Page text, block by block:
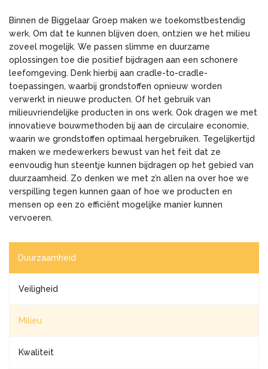
Binnen de Biggelaar Groep maken we toekomstbestendig
werk. Om dat te kunnen blijven doen, ontzien we het milieu
zoveel mogelijk. We passen slimme en duurzame
oplossingen toe die positief bijdragen aan een schonere
leefomgeving. Denk hierbij aan cradle-to-cradle-
toepassingen, waarbij grondstoffen opnieuw worden
verwerkt in nieuwe producten. Of het gebruik van
milieuvriendelijke producten in ons werk. Ook dragen we met
innovatieve bouwmethoden bij aan de circulaire economie,
waarin we grondstoffen optimaal hergebruiken. Tegelijkertijd
maken we medewerkers bewust van het feit dat ze
eenvoudig hun steentje kunnen bijdragen op het gebied van
duurzaamheid. Zo denken we met z’n allen na over hoe we
verspilling tegen kunnen gaan of hoe we producten en
mensen op een zo efficiënt mogelijke manier kunnen
vervoeren.
Duurzaamheid
Veiligheid
Milieu
Kwaliteit